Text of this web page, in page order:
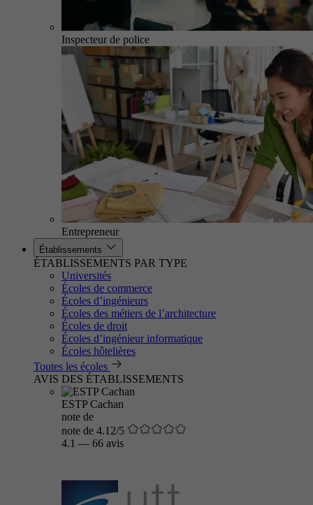
Inspecteur de police
Entrepreneur
Établissements
ÉTABLISSEMENTS PAR TYPE
Universités
Écoles de commerce
Écoles d’ingénieurs
Écoles des métiers de l’architecture
Écoles de droit
Écoles d’ingénieur informatique
Écoles hôtelières
Toutes les écoles
AVIS DES ÉTABLISSEMENTS
ESTP Cachan
note de
note de 4.12/5
4.1 — 66 avis